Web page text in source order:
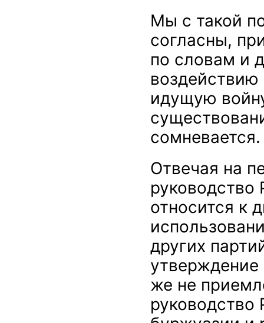
Мы с такой
согласны,
по словам и
идущую
сомневается.
Отвечая на
руководство
относится к
других
утверждение
же не
руководство